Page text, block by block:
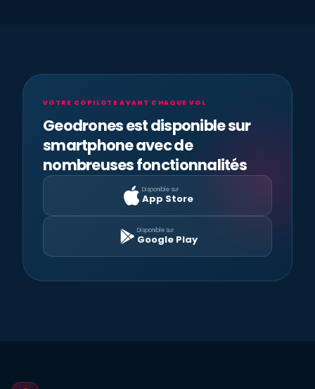
VOTRE COPILOTE AVANT CHAQUE VOL
Geodrones est disponible sur
smartphone avec de
nombreuses fonctionnalités
Disponible sur
App Store
Disponible sur
Google Play